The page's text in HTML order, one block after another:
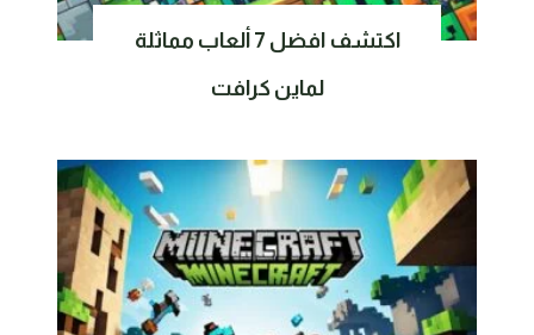
اكتشف افضل 7 ألعاب مماثلة
لماين كرافت